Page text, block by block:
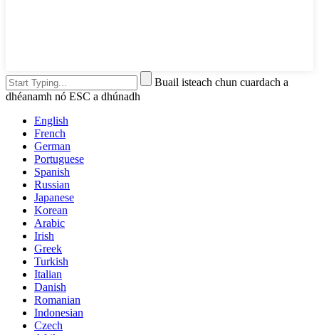
Buail isteach chun cuardach a
dhéanamh nó ESC a dhúnadh
English
French
German
Portuguese
Spanish
Russian
Japanese
Korean
Arabic
Irish
Greek
Turkish
Italian
Danish
Romanian
Indonesian
Czech